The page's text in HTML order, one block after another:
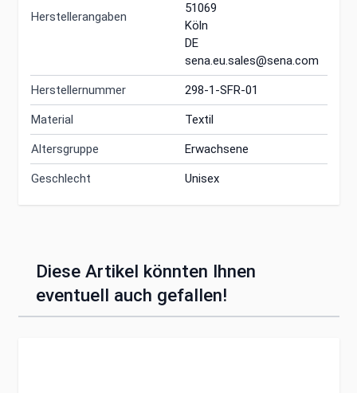
Herstellerangaben
51069
Köln
DE
sena.eu.sales@sena.com
Herstellernummer 298-1-SFR-01
Material Textil
Altersgruppe Erwachsene
Geschlecht Unisex
Diese Artikel könnten Ihnen
eventuell auch gefallen!